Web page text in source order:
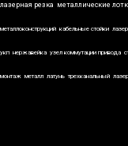
лазерная резка металлические
металлоконструкций кабельные стойки
укп нержавейка узел коммутации привода
монтаж металл латунь трехканальный